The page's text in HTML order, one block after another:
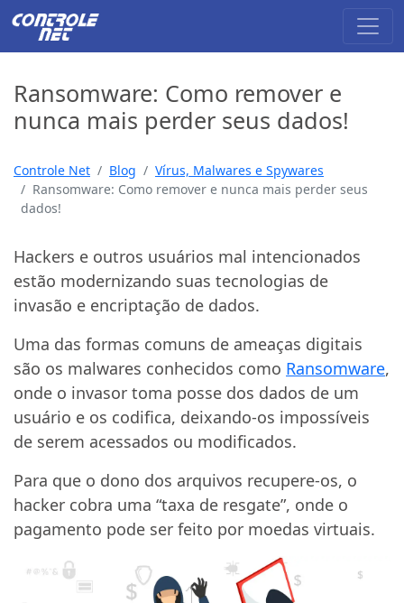
Ransomware: Como remover e
nunca mais perder seus dados!
Controle Net Blog
Vírus, Malwares e Spywares
Ransomware: Como remover e nunca mais perder seus
dados!
Hackers e outros usuários mal intencionados
estão modernizando suas tecnologias de
invasão e encriptação de dados.
Uma das formas comuns de ameaças digitais
são os malwares conhecidos como Ransomware,
onde o invasor toma posse dos dados de um
usuário e os codifica, deixando-os impossíveis
de serem acessados ou modificados.
Para que o dono dos arquivos recupere-os, o
hacker cobra uma “taxa de resgate”, onde o
pagamento pode ser feito por moedas virtuais.